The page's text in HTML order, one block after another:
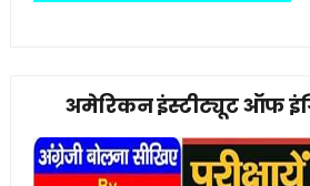
अमेरिकन इंस्टीट्यूट ऑफ